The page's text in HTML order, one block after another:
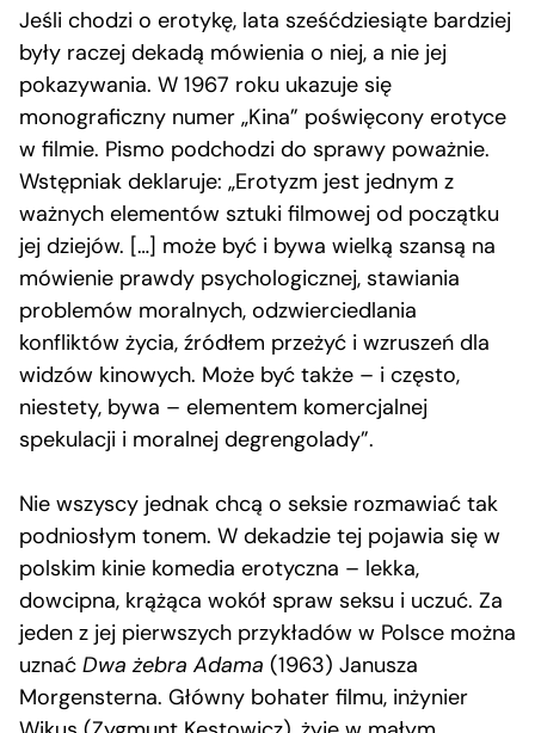
Jeśli chodzi o erotykę, lata sześćdziesiąte bardziej
były raczej dekadą mówienia o niej, a nie jej
pokazywania. W 1967 roku ukazuje się
monograficzny numer „Kina” poświęcony erotyce
w filmie. Pismo podchodzi do sprawy poważnie.
Wstępniak deklaruje: „Erotyzm jest jednym z
ważnych elementów sztuki filmowej od początku
jej dziejów. […] może być i bywa wielką szansą na
mówienie prawdy psychologicznej, stawiania
problemów moralnych, odzwierciedlania
konfliktów życia, źródłem przeżyć i wzruszeń dla
widzów kinowych. Może być także – i często,
niestety, bywa – elementem komercjalnej
spekulacji i moralnej degrengolady”.
Nie wszyscy jednak chcą o seksie rozmawiać tak
podniosłym tonem. W dekadzie tej pojawia się w
polskim kinie komedia erotyczna – lekka,
dowcipna, krążąca wokół spraw seksu i uczuć. Za
jeden z jej pierwszych przykładów w Polsce można
uznać Dwa żebra Adama (1963) Janusza
Morgensterna. Główny bohater filmu, inżynier